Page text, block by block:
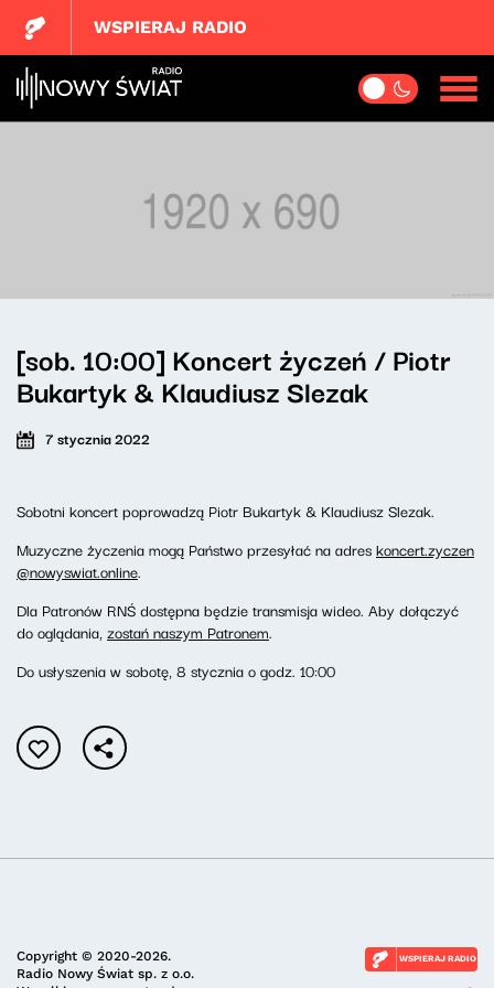
WSPIERAJ RADIO
[sob. 10:00] Koncert życzeń / Piotr
Bukartyk & Klaudiusz Slezak
7 stycznia 2022
Sobotni koncert poprowadzą Piotr Bukartyk & Klaudiusz Slezak.
Muzyczne życzenia mogą Państwo przesyłać na adreskoncert.zyczen
@nowyswiat.online.
Dla Patronów RNŚ dostępna będzie transmisja wideo. Aby dołączyć
do oglądania,zostań naszym Patronem.
Do usłyszenia w sobotę, 8 stycznia o godz. 10:00
Copyright © 2020-2026.
Radio Nowy Świat sp. z o.o.
WSPIERAJ RADIO